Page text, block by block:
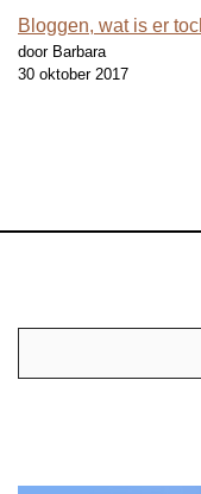
Bloggen, wat is er
door Barbara
30 oktober 2017